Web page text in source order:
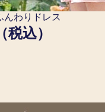
んわりドレス
税込）